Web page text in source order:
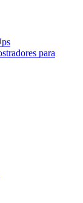
para